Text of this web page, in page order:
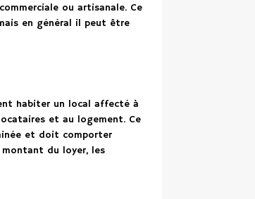
ou artisanale. Ce
en général il peut être
habiter un local affecté à
et au logement. Ce
et doit comporter
du loyer, les